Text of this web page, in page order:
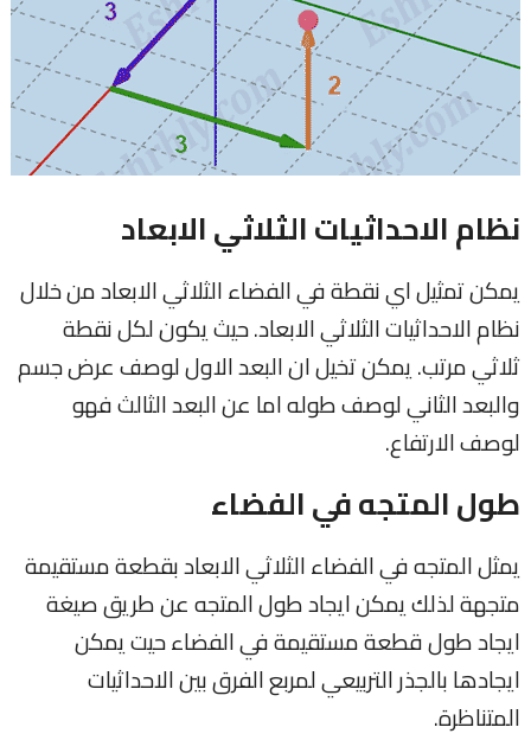
نظام الاحداثيات الثلاثي الابعاد
يمكن تمثيل اي نقطة في الفضاء الثلاثي الابعاد من خلال
نظام الاحداثيات الثلاثي الابعاد. حيث يكون لكل نقطة
ثلاثي مرتب. يمكن تخيل ان البعد الاول لوصف عرض جسم
والبعد الثاني لوصف طوله اما عن البعد الثالث فهو
لوصف الارتفاع.
طول المتجه في الفضاء
يمثل المتجه في الفضاء الثلاثي الابعاد بقطعة مستقيمة
متجهة لذلك يمكن ايجاد طول المتجه عن طريق صيغة
ايجاد طول قطعة مستقيمة في الفضاء حيت يمكن
ايجادها بالجذر التربيعي لمربع الفرق بين الاحداثيات
المتناظرة.